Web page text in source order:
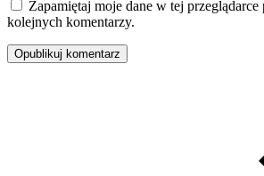
Zapamiętaj moje dane w tej przeglądarce
kolejnych komentarzy.